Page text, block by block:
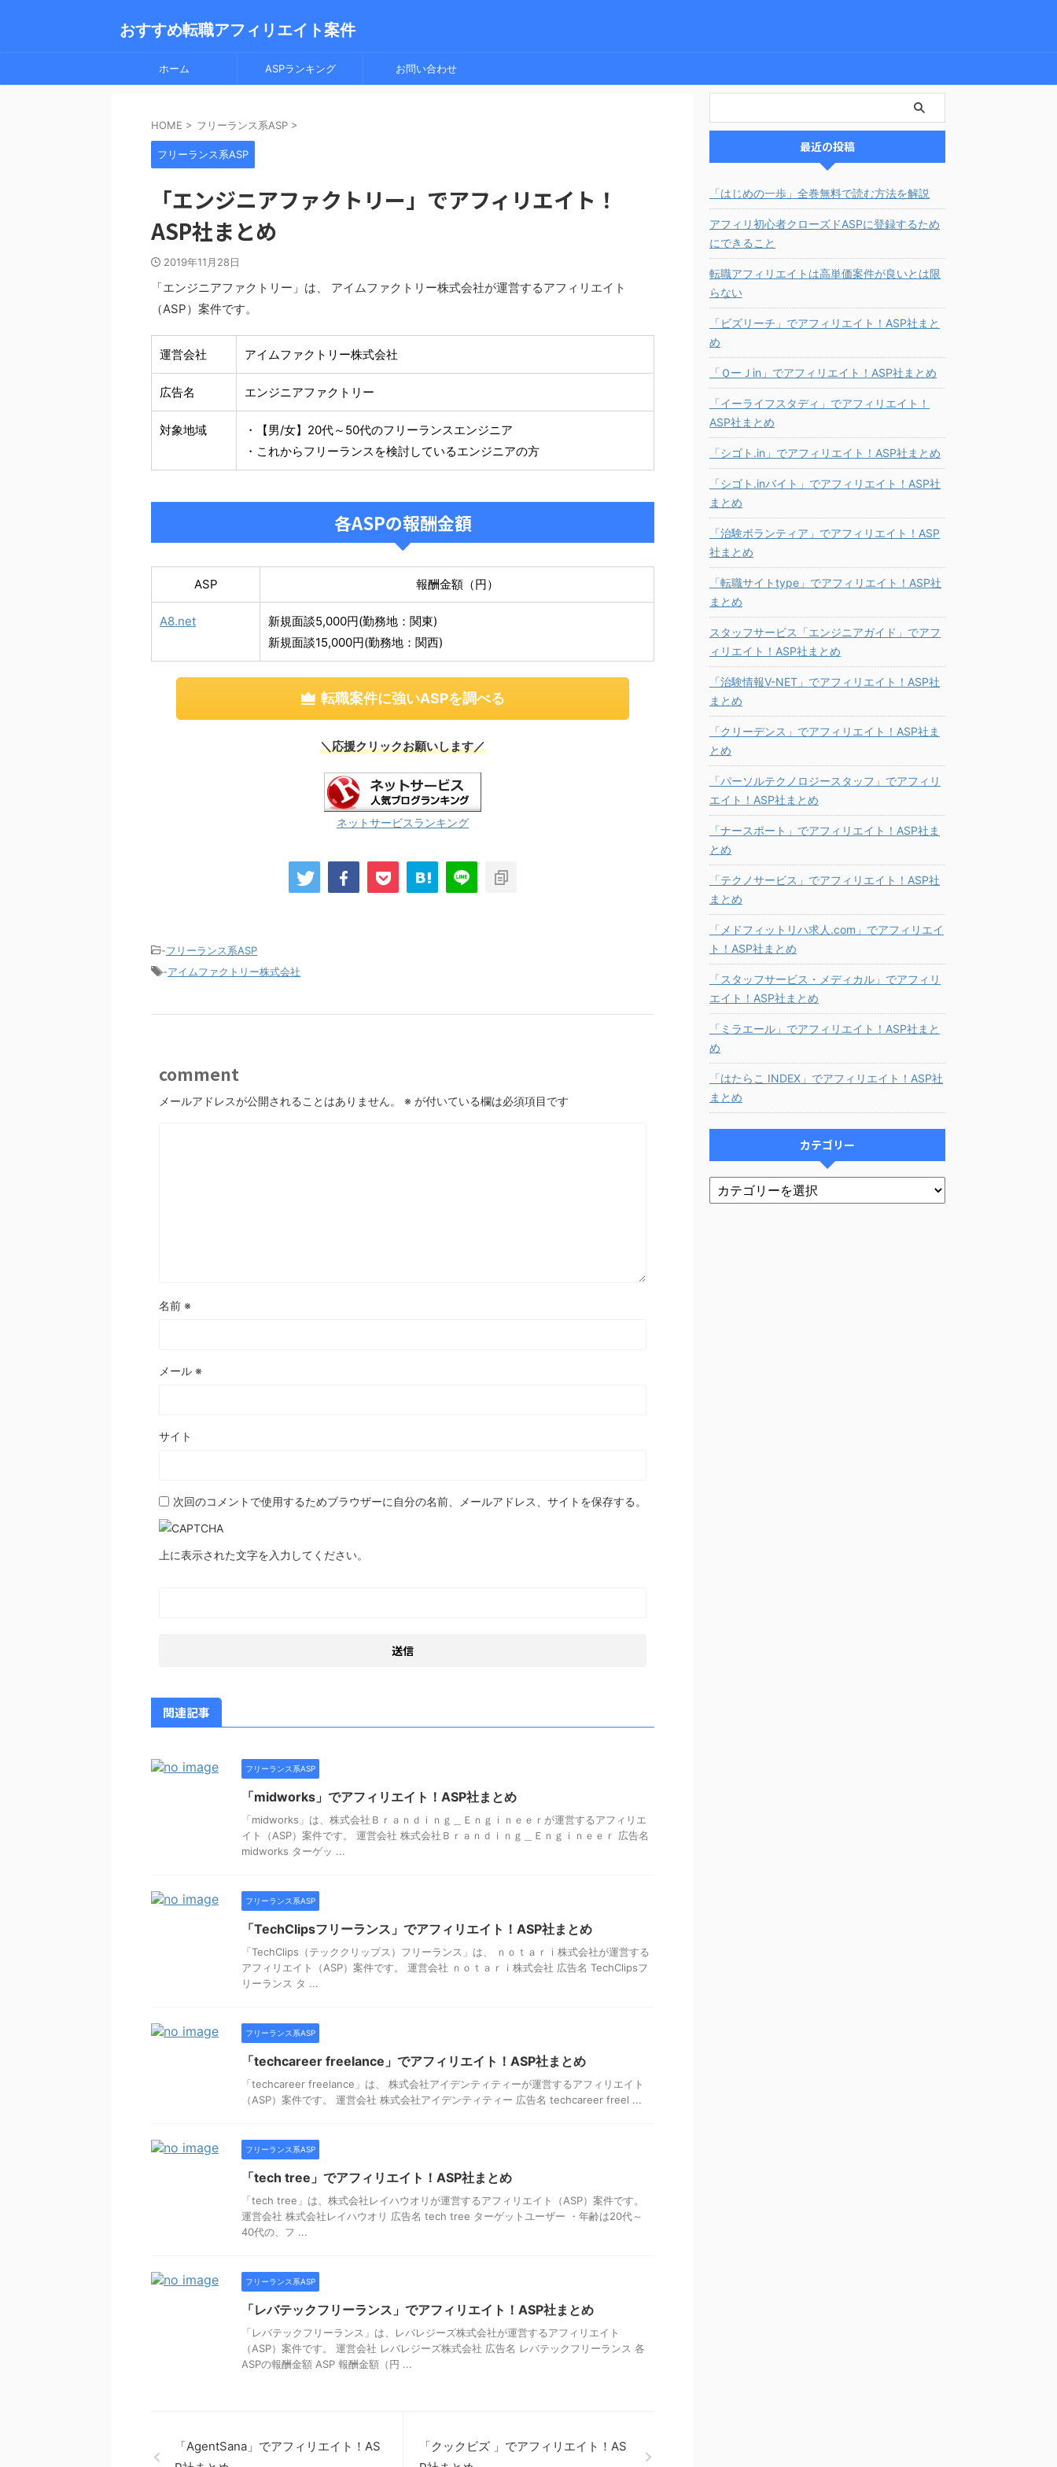
おすすめ転職アフィリエイト案件
ホーム ASPランキング お問い合わせ
HOME > フリーランス系ASP >
フリーランス系ASP
「エンジニアファクトリー」でアフィリエイト！
ASP社まとめ
2019年11月28日
「エンジニアファクトリー」は、 アイムファクトリー株式会社が運営するアフィリエイト
（ASP）案件です。
運営会社 アイムファクトリー株式会社
広告名 エンジニアファクトリー
対象地域
・【男/女】20代～50代のフリーランスエンジニア
・これからフリーランスを検討しているエンジニアの方
各ASPの報酬金額
ASP 報酬金額（円）
A8.net
新規面談5,000円(勤務地：関東)
新規面談15,000円(勤務地：関西)
転職案件に強いASPを調べる
＼応援クリックお願いします／
ネットサービスランキング
-フリーランス系ASP
-アイムファクトリー株式会社
comment
メールアドレスが公開されることはありません。 ※ が付いている欄は必須項目です
名前 ※
メール ※
サイト
次回のコメントで使用するためブラウザーに自分の名前、メールアドレス、サイトを保存する。
上に表示された文字を入力してください。
関連記事
フリーランス系ASP
「midworks」でアフィリエイト！ASP社まとめ
「midworks」は、株式会社Ｂｒａｎｄｉｎｇ＿Ｅｎｇｉｎｅｅｒが運営するアフィリエ
イト（ASP）案件です。 運営会社 株式会社Ｂｒａｎｄｉｎｇ＿Ｅｎｇｉｎｅｅｒ 広告名
midworks ターゲッ ...
フリーランス系ASP
「TechClipsフリーランス」でアフィリエイト！ASP社まとめ
「TechClips（テッククリップス）フリーランス」は、 ｎｏｔａｒｉ株式会社が運営する
アフィリエイト（ASP）案件です。 運営会社 ｎｏｔａｒｉ株式会社 広告名 TechClipsフ
リーランス タ ...
フリーランス系ASP
「techcareer freelance」でアフィリエイト！ASP社まとめ
「techcareer freelance」は、 株式会社アイデンティティーが運営するアフィリエイト
（ASP）案件です。 運営会社 株式会社アイデンティティー 広告名 techcareer freel ...
フリーランス系ASP
「tech tree」でアフィリエイト！ASP社まとめ
「tech tree」は、株式会社レイハウオリが運営するアフィリエイト（ASP）案件です。
運営会社 株式会社レイハウオリ 広告名 tech tree ターゲットユーザー ・年齢は20代～
40代の、フ ...
フリーランス系ASP
「レバテックフリーランス」でアフィリエイト！ASP社まとめ
「レバテックフリーランス」は、レバレジーズ株式会社が運営するアフィリエイト
（ASP）案件です。 運営会社 レバレジーズ株式会社 広告名 レバテックフリーランス 各
ASPの報酬金額 ASP 報酬金額（円 ...
「AgentSana」でアフィリエイト！AS
「クックビズ 」でアフィリエイト！AS
最近の投稿
「はじめの一歩」全巻無料で読む方法を解説
アフィリ初心者クローズドASPに登録するため
にできること
転職アフィリエイトは高単価案件が良いとは限
らない
「ビズリーチ」でアフィリエイト！ASP社まと
め
「ＱーＪin」でアフィリエイト！ASP社まとめ
「イーライフスタディ」でアフィリエイト！
ASP社まとめ
「シゴト.in」でアフィリエイト！ASP社まとめ
「シゴト.inバイト」でアフィリエイト！ASP社
まとめ
「治験ボランティア」でアフィリエイト！ASP
社まとめ
「転職サイトtype」でアフィリエイト！ASP社
まとめ
スタッフサービス「エンジニアガイド」でアフ
ィリエイト！ASP社まとめ
「治験情報V-NET」でアフィリエイト！ASP社
まとめ
「クリーデンス」でアフィリエイト！ASP社ま
とめ
「パーソルテクノロジースタッフ」でアフィリ
エイト！ASP社まとめ
「ナースポート」でアフィリエイト！ASP社ま
とめ
「テクノサービス」でアフィリエイト！ASP社
まとめ
「メドフィットリハ求人.com」でアフィリエイ
ト！ASP社まとめ
「スタッフサービス・メディカル」でアフィリ
エイト！ASP社まとめ
「ミラエール」でアフィリエイト！ASP社まと
め
「はたらこ INDEX」でアフィリエイト！ASP社
まとめ
カテゴリー